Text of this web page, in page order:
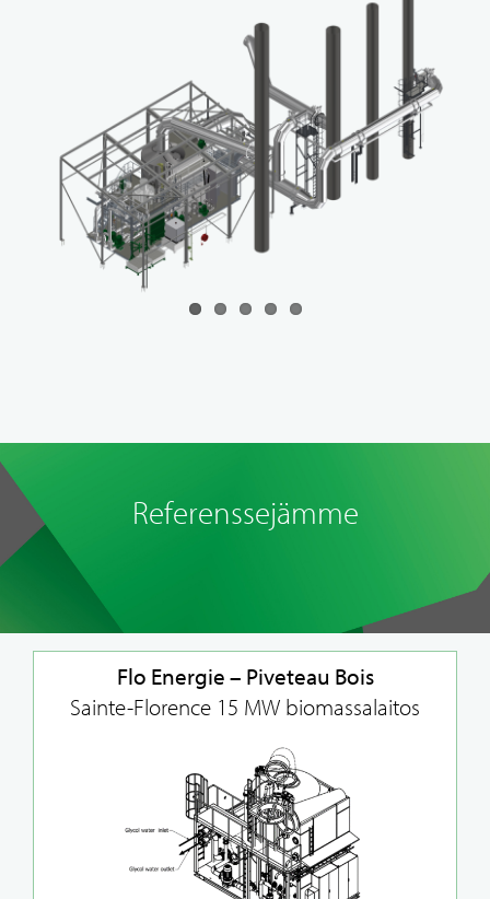
Referenssejämme
Flo Energie – Piveteau Bois
Sainte-Florence 15 MW biomassalaitos